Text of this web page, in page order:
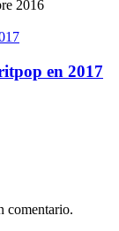
2016
en 2017
comentario.